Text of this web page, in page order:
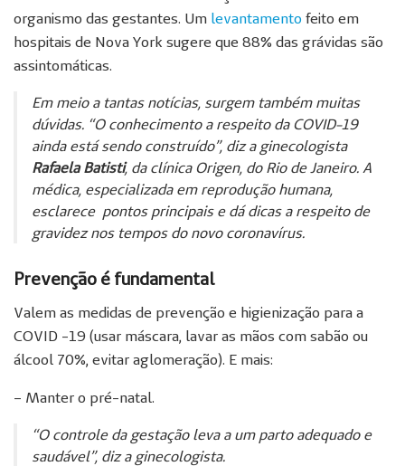
organismo das gestantes. Um levantamento feito em
hospitais de Nova York sugere que 88% das grávidas são
assintomáticas.
Em meio a tantas notícias, surgem também muitas
dúvidas. “O conhecimento a respeito da COVID-19
ainda está sendo construído”, diz a ginecologista
Rafaela Batisti, da clínica Origen, do Rio de Janeiro. A
médica, especializada em reprodução humana,
esclarece pontos principais e dá dicas a respeito de
gravidez nos tempos do novo coronavírus.
Prevenção é fundamental
Valem as medidas de prevenção e higienização para a
COVID -19 (usar máscara, lavar as mãos com sabão ou
álcool 70%, evitar aglomeração). E mais:
– Manter o pré-natal.
“O controle da gestação leva a um parto adequado e
saudável”, diz a ginecologista.